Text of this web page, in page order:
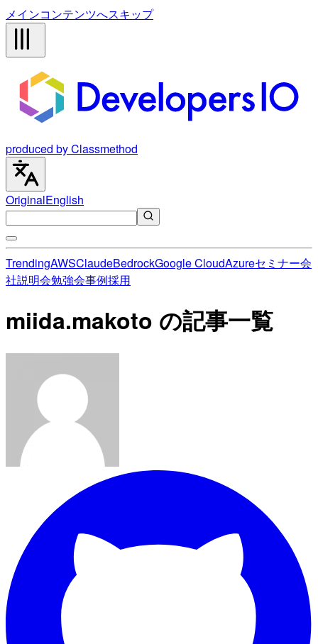
メインコンテンツへスキップ
produced by Classmethod
OriginalEnglish
TrendingAWSClaudeBedrockGoogle CloudAzureセミナー会
社説明会勉強会事例採用
miida.makoto の記事一覧